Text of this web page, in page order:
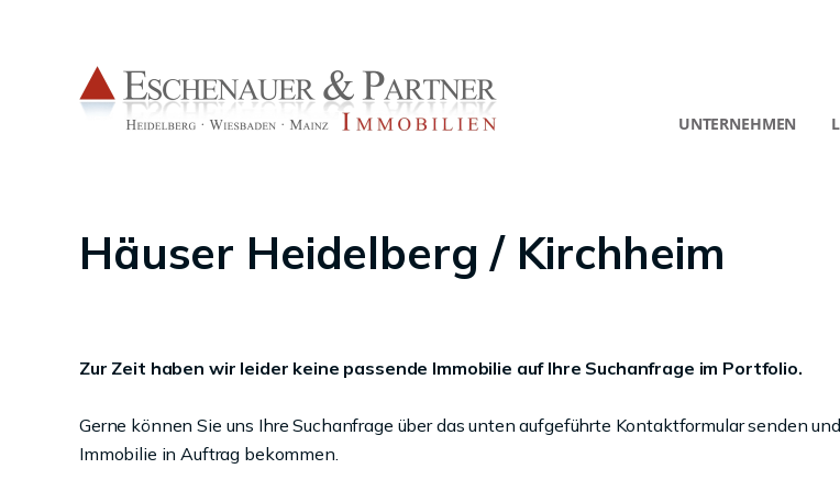
UNTERNEHMEN
Häuser Heidelberg / Kirchheim
Zur Zeit haben wir leider keine passende Immobilie auf Ihre Suchanfrage im Portfolio.
Gerne können Sie uns Ihre Suchanfrage über das unten aufgeführte Kontaktformular senden
Immobilie in Auftrag bekommen.